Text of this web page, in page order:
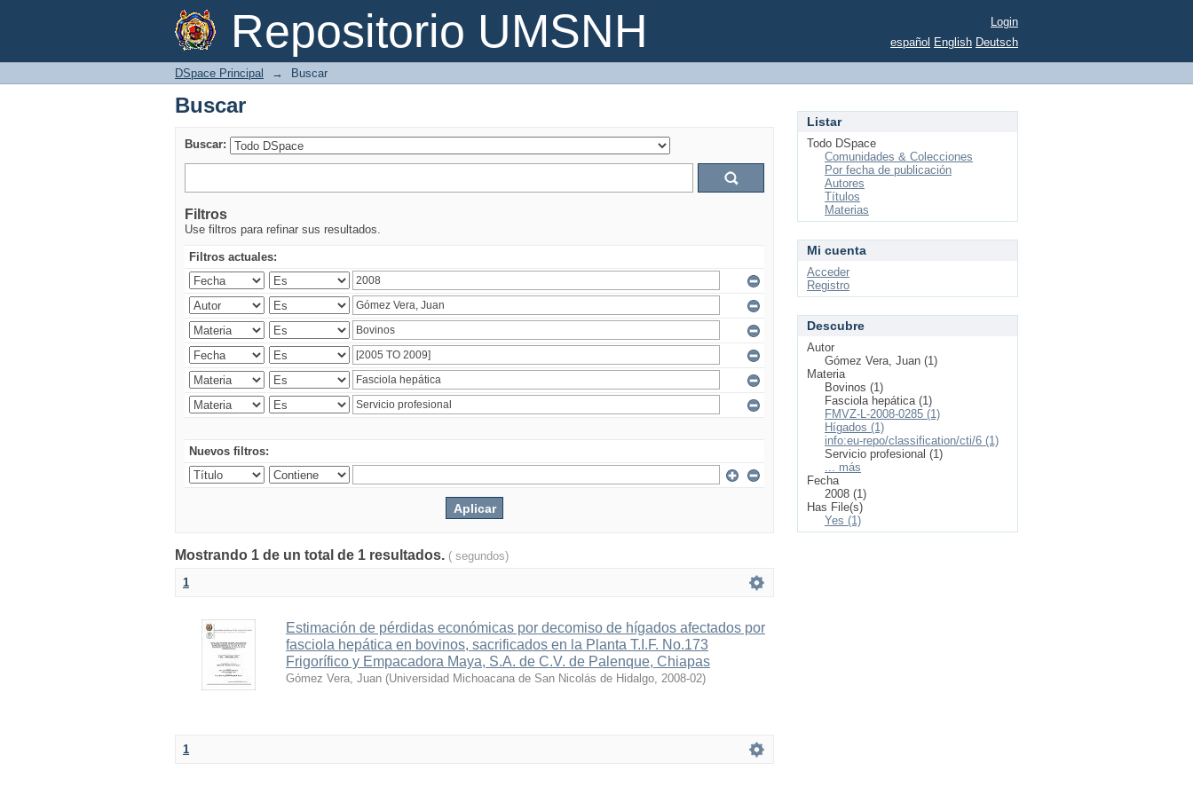
Repositorio UMSNH
Buscar
Login
español English Deutsch
DSpace Principal → Buscar
Buscar
Buscar:
Filtros
Use filtros para refinar sus resultados.
Filtros actuales:
Nuevos filtros:
Mostrando 1 de un total de 1 resultados. ( segundos)
1
Estimación de pérdidas económicas por decomiso de hígados afectados por
fasciola hepática en bovinos, sacrificados en la Planta T.I.F. No.173
Frigorífico y Empacadora Maya, S.A. de C.V. de Palenque, Chiapas
Gómez Vera, Juan (Universidad Michoacana de San Nicolás de Hidalgo, 2008-02)
1
Listar
Todo DSpace
Comunidades & Colecciones
Por fecha de publicación
Autores
Títulos
Materias
Mi cuenta
Acceder
Registro
Descubre
Autor
Gómez Vera, Juan (1)
Materia
Bovinos (1)
Fasciola hepática (1)
FMVZ-L-2008-0285 (1)
Hígados (1)
info:eu-repo/classification/cti/6 (1)
Servicio profesional (1)
... más
Fecha
2008 (1)
Has File(s)
Yes (1)